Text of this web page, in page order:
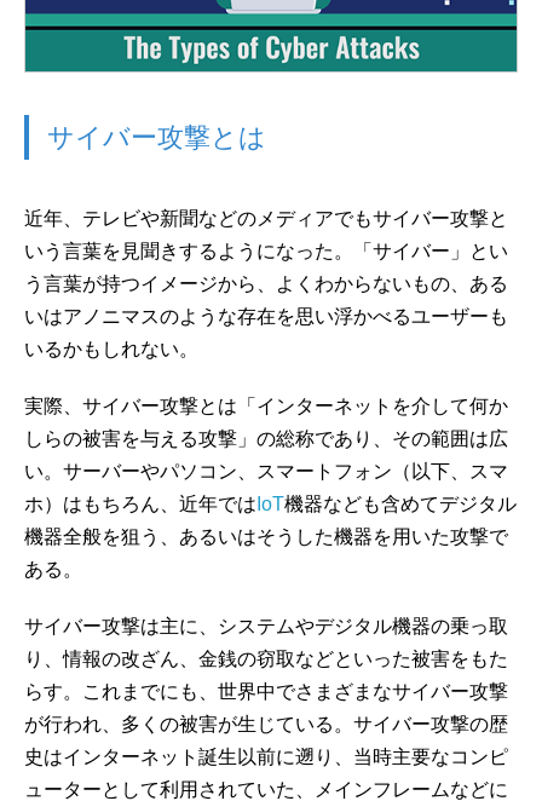
サイバー攻撃とは
近年、テレビや新聞などのメディアでもサイバー攻撃と
いう言葉を見聞きするようになった。「サイバー」とい
う言葉が持つイメージから、よくわからないもの、ある
いはアノニマスのような存在を思い浮かべるユーザーも
いるかもしれない。
実際、サイバー攻撃とは「インターネットを介して何か
しらの被害を与える攻撃」の総称であり、その範囲は広
い。サーバーやパソコン、スマートフォン（以下、スマ
ホ）はもちろん、近年では IoT機器なども含めてデジタル
機器全般を狙う、あるいはそうした機器を用いた攻撃で
ある。
サイバー攻撃は主に、システムやデジタル機器の乗っ取
り、情報の改ざん、金銭の窃取などといった被害をもた
らす。これまでにも、世界中でさまざまなサイバー攻撃
が行われ、多くの被害が生じている。サイバー攻撃の歴
史はインターネット誕生以前に遡り、当時主要なコンピ
ューターとして利用されていた、メインフレームなどに